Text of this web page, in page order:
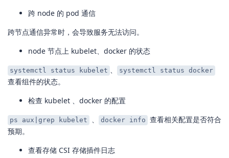
跨 node 的 pod 通信
跨节点通信异常时，会导致服务无法访问。
node 节点上 kubelet、docker 的状态
systemctl status kubelet 、 systemctl status docker
查看组件的状态。
检查 kubelet 、docker 的配置
ps aux|grep kubelet 、 docker info 查看相关配置是否符合
预期。
查看存储 CSI 存储插件日志